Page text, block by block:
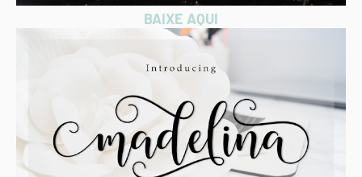
BAIXE AQUI